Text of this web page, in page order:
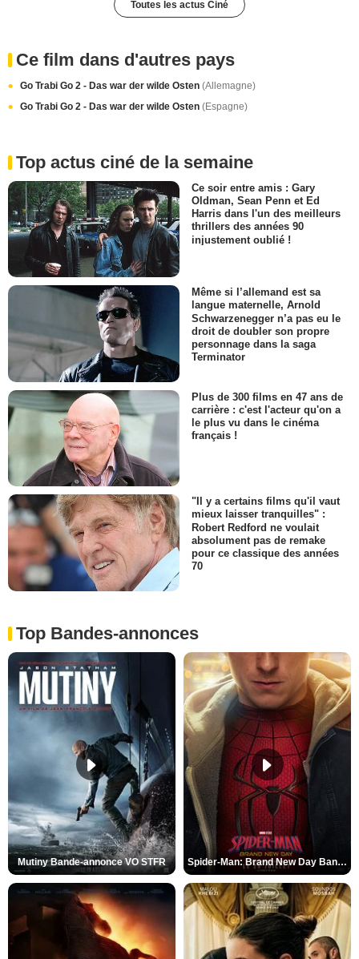
Toutes les actus Ciné
Ce film dans d'autres pays
Go Trabi Go 2 - Das war der wilde Osten (Allemagne)
Go Trabi Go 2 - Das war der wilde Osten (Espagne)
Top actus ciné de la semaine
Ce soir entre amis : Gary
Oldman, Sean Penn et Ed
Harris dans l'un des meilleurs
thrillers des années 90
injustement oublié !
Même si l’allemand est sa
langue maternelle, Arnold
Schwarzenegger n’a pas eu le
droit de doubler son propre
personnage dans la saga
Terminator
Plus de 300 films en 47 ans de
carrière : c'est l'acteur qu'on a
le plus vu dans le cinéma
français !
"Il y a certains films qu'il vaut
mieux laisser tranquilles" :
Robert Redford ne voulait
absolument pas de remake
pour ce classique des années
70
Top Bandes-annonces
Mutiny Bande-annonce VO STFR Spider-Man: Brand New Day Bande-annonce VO STFR